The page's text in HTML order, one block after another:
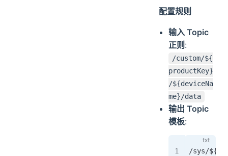
配置规则
输入 Topic
正则 :
/custom/${
productKey}
/${deviceNa
me}/data
输出 Topic
模板:
/sys/